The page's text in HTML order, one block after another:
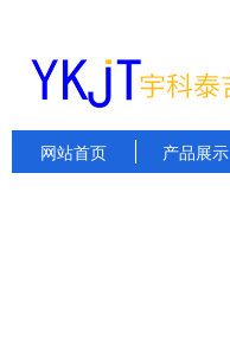
网站首页 产品展示